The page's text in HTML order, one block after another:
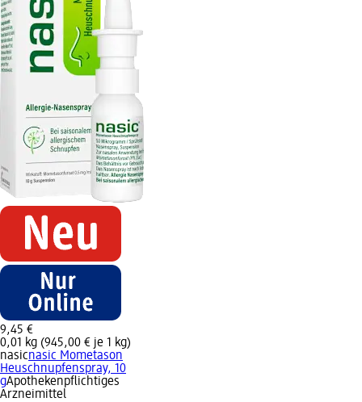
9,45 €
0,01 kg (945,00 € je 1 kg)
nasicnasic Mometason
Heuschnupfenspray, 10
gApothekenpflichtiges
Arzneimittel